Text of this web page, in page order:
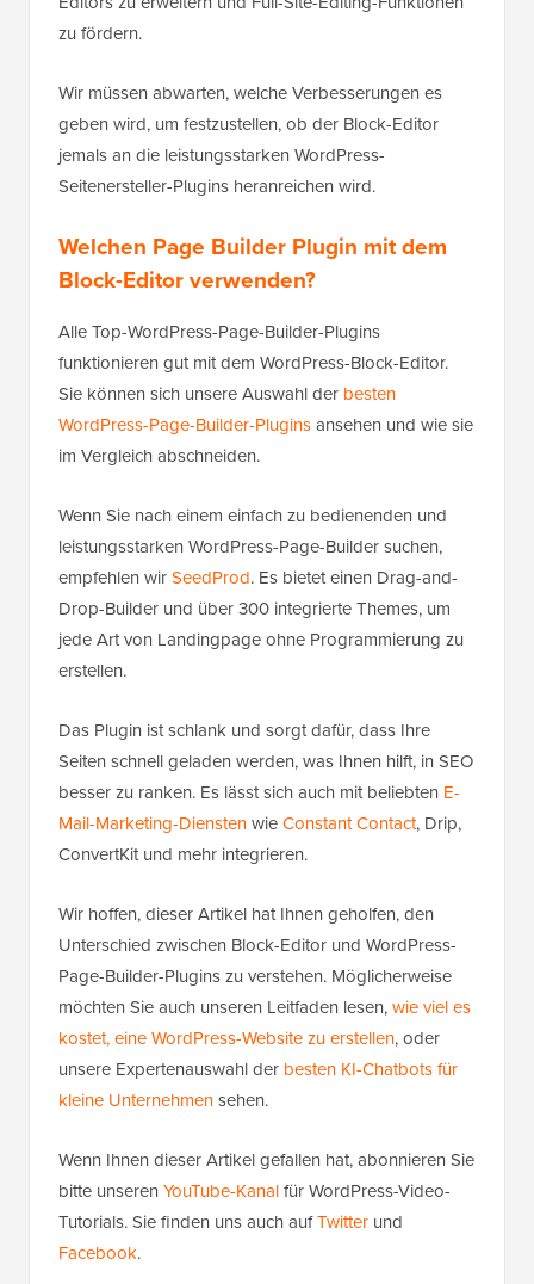
zu fördern.
Wir müssen abwarten, welche Verbesserungen es
geben wird, um festzustellen, ob der Block-Editor
jemals an die leistungsstarken WordPress-
Seitenersteller-Plugins heranreichen wird.
Welchen Page Builder Plugin mit dem
Block-Editor verwenden?
Alle Top-WordPress-Page-Builder-Plugins
funktionieren gut mit dem WordPress-Block-Editor.
Sie können sich unsere Auswahl der besten
WordPress-Page-Builder-Pluginsansehen und wie sie
im Vergleich abschneiden.
Wenn Sie nach einem einfach zu bedienenden und
leistungsstarken WordPress-Page-Builder suchen,
empfehlen wirSeedProd. Es bietet einen Drag-and-
Drop-Builder und über 300 integrierte Themes, um
jede Art von Landingpage ohne Programmierung zu
erstellen.
Das Plugin ist schlank und sorgt dafür, dass Ihre
Seiten schnell geladen werden, was Ihnen hilft, in SEO
besser zu ranken. Es lässt sich auch mit beliebten E-
Mail-Marketing-DienstenwieConstant Contact, Drip,
ConvertKit und mehr integrieren.
Wir hoffen, dieser Artikel hat Ihnen geholfen, den
Unterschied zwischen Block-Editor und WordPress-
Page-Builder-Plugins zu verstehen. Möglicherweise
möchten Sie auch unseren Leitfaden lesen,wie viel es
kostet, eine WordPress-Website zu erstellen, oder
unsere Expertenauswahl der besten KI-Chatbots für
kleine Unternehmensehen.
Wenn Ihnen dieser Artikel gefallen hat, abonnieren Sie
bitte unseren YouTube-Kanalfür WordPress-Video-
Tutorials. Sie finden uns auch aufTwitter und
Facebook.